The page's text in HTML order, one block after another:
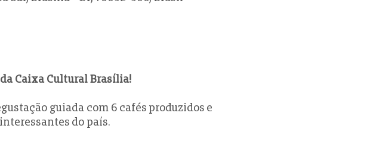
Caixa Cultural Brasília!
guiada com 6 cafés produzidos e
do país.